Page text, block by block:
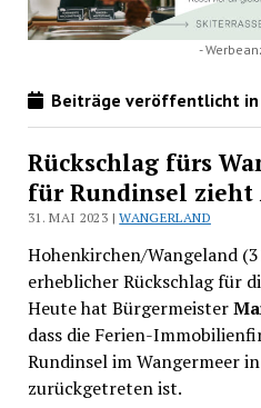
-
Beiträge veröffentlicht in
Rückschlag fürs
für Rundinsel zieht
31. MAI 2023 |WANGERLAND
Hohenkirchen/Wangeland
erheblicher Rückschlag für
Heute hat Bürgermeister
dass die Ferien-
Rundinsel im Wangermeer
zurückgetreten ist.